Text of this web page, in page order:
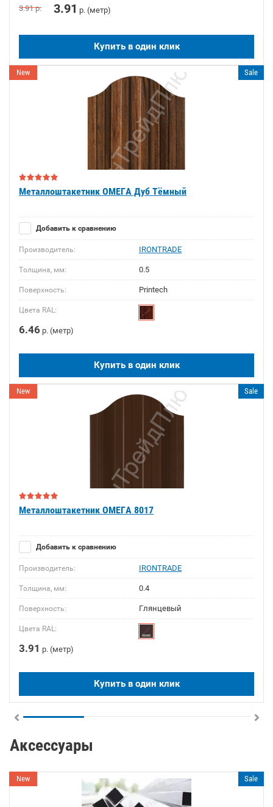
3.91р. 3.91 р. (метр)
Купить в один клик
New Sale
Металлоштакетник ОМЕГА Дуб Тёмный
Добавить к сравнению
Производитель: IRONTRADE
Толщина, мм: 0.5
Поверхность: Printech
Цвета RAL:
6.46 р. (метр)
Купить в один клик
New Sale
Металлоштакетник ОМЕГА 8017
Добавить к сравнению
Производитель: IRONTRADE
Толщина, мм: 0.4
Поверхность: Глянцевый
Цвета RAL:
3.91 р. (метр)
Купить в один клик
Аксессуары
New Sale